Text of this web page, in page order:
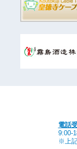
電話
9:00-
※上